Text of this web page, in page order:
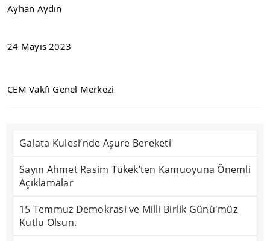
Ayhan Aydın
24 Mayıs 2023
CEM Vakfı Genel Merkezi
Galata Kulesi’nde Aşure Bereketi
Sayın Ahmet Rasim Tükek’ten Kamuoyuna Önemli
Açıklamalar
15 Temmuz Demokrasi ve Milli Birlik Günü'müz
Kutlu Olsun.